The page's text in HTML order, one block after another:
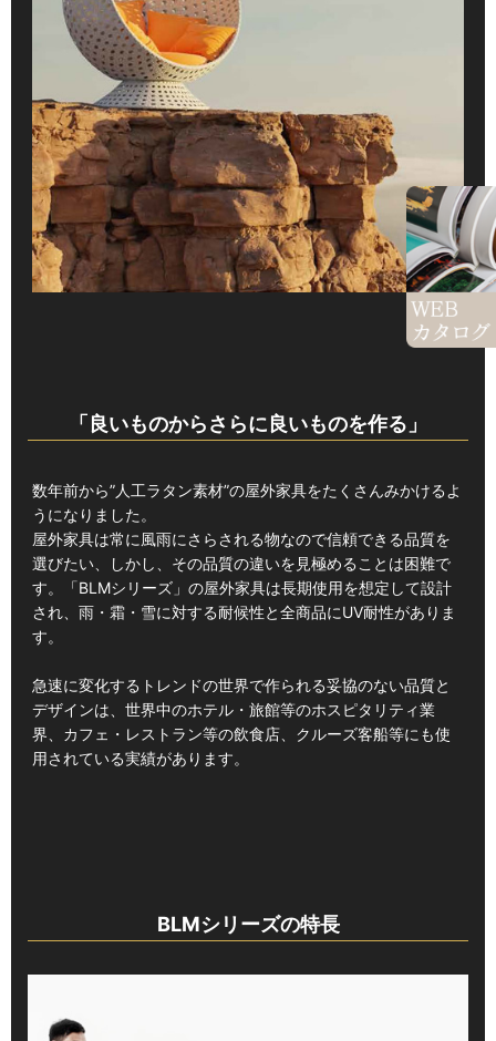
「良いものからさらに良いものを作る」
数年前から”人工ラタン素材”の屋外家具をたくさんみかけるよ
うになりました。
屋外家具は常に風雨にさらされる物なので信頼できる品質を
選びたい、しかし、その品質の違いを見極めることは困難で
す。「BLMシリーズ」の屋外家具は長期使用を想定して設計
され、雨・霜・雪に対する耐候性と全商品にUV耐性がありま
す。
急速に変化するトレンドの世界で作られる妥協のない品質と
デザインは、世界中のホテル・旅館等のホスピタリティ業
界、カフェ・レストラン等の飲食店、クルーズ客船等にも使
用されている実績があります。
BLMシリーズの特長